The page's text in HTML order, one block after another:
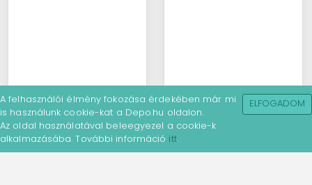
A felhasználói élmény fokozása érdekében már mi
is használunk cookie-kat a Depo.hu oldalon.
Az oldal használatával beleegyezel a cookie-k
alkalmazásába. További információ itt.
ELFOGADOM